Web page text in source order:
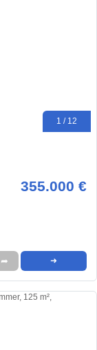
1 / 12
355.000 €
➦ ➜